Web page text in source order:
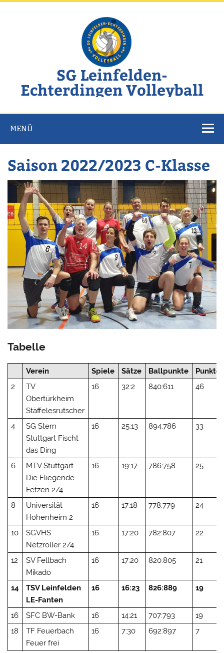
Zum
SG Leinfelden-
Echterdingen Volleyball
MENÜ
Saison 2022/2023 C-Klasse
Tabelle
Verein Spiele Sätze Ballpunkte
Punkte
2
TV
Obertürkheim
Stäffelesrutscher
16 32:2 840:611 46
4
SG Stern
Stuttgart Fischt
das Ding
16 25:13 894:786 33
6
MTV Stuttgart
Die Fliegende
Fetzen 2/4
16 19:17 786:758 25
8
Universität
Hohenheim 2
16 17:18 778:779 24
10
SGVHS
Netzroller 2/4
16 17:20 782:807 22
12
SV Fellbach
Mikado
16 17:20 820:805 21
14
TSV Leinfelden
LE-Fanten
16 16:23 826:889 19
16 SFC BW-Bank 16 14:21 707:793
19
18
TF Feuerbach
Feuer frei
16 7:30 692:897 7